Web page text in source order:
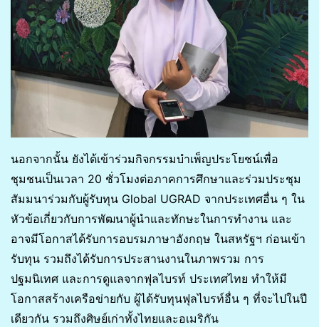
นอกจากนั้น ยังได้เข้าร่วมกิจกรรมบำเพ็ญประโยชน์เพื่อ
ชุมชนเป็นเวลา 20 ชั่วโมงต่อภาคการศึกษาและร่วมประชุม
สัมมนาร่วมกับผู้รับทุน Global UGRAD จากประเทศอื่น ๆ ใน
หัวข้อเกี่ยวกับการพัฒนาผู้นำและทักษะในการทำงาน และ
อาจมีโอกาสได้รับการอบรมภาษาอังกฤษ ในสหรัฐฯ ก่อนเข้า
รับทุน รวมถึงได้รับการประสานงานในภาพรวม การ
ปฐมนิเทศ และการดูแลจากฟุลไบรท์ ประเทศไทย ทำให้มี
โอกาสสร้างเครือข่ายกับ ผู้ได้รับทุนฟุลไบรท์อื่น ๆ ที่จะไปในปี
เดียวกัน รวมถึงศิษย์เก่าทั้งไทยและอเมริกัน